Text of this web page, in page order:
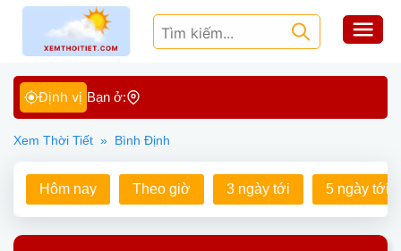
Định vị Bạn ở:
Xem Thời Tiết » Bình Định
Hôm nay Theo giờ 3 ngày tới 5 ngày tới